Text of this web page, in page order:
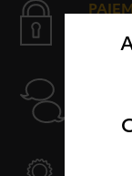
Nos